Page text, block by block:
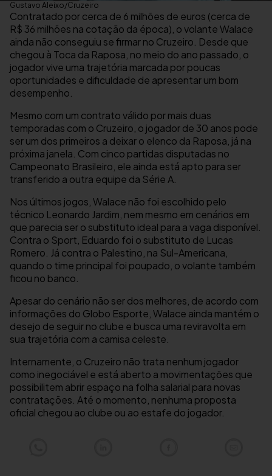
Gustavo Aleixo/Cruzeiro
Contratado por cerca de 6 milhões de euros (cerca de
R$ 36 milhões na cotação da época), o volante Walace
ainda não conseguiu se firmar no Cruzeiro. Desde que
chegou à Toca da Raposa, no meio do ano passado, o
jogador vive uma trajetória marcada por poucas
oportunidades e dificuldade de apresentar um bom
desempenho.
Mesmo com um contrato válido por mais duas
temporadas com o Cruzeiro, o jogador de 30 anos pode
ser um dos primeiros a deixar o elenco da Raposa, já na
próxima janela. Com cinco partidas disputadas no
Campeonato Brasileiro, ele ainda está apto para ser
transferido a outra equipe da Série A.
Nos últimos jogos, Walace não foi escolhido pelo
técnico Leonardo Jardim, nem mesmo em cenários em
que parecia ser o substituto ideal para a vaga disponível.
Contra o Sport, Eduardo foi o substituto de Lucas
Romero. Já contra o Palestino, na Sul-Americana,
quando o time principal foi poupado, o volante também
ficou no banco.
Apesar do cenário não ser dos melhores, de acordo com
informações do Globo Esporte, Walace ainda mantém o
desejo de seguir no clube e busca uma reviravolta em
sua trajetória com a camisa celeste.
Internamente, o Cruzeiro não trata nenhum jogador
como inegociável e está aberto a movimentações que
possibilitem abrir espaço na folha salarial para novas
contratações. Até o momento, nenhuma proposta
oficial chegou ao clube ou ao estafe do jogador.